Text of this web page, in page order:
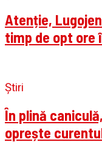
Atenție,
timp de opt ore
Știri
În plină
oprește